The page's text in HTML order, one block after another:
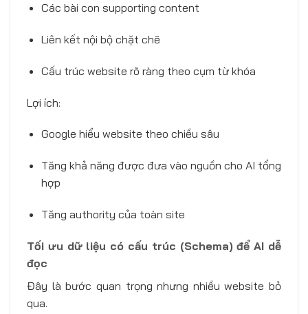
Các bài con supporting content
Liên kết nội bộ chặt chẽ
Cấu trúc website rõ ràng theo cụm từ khóa
Lợi ích:
Google hiểu website theo chiều sâu
Tăng khả năng được đưa vào nguồn cho AI tổng
hợp
Tăng authority của toàn site
Tối ưu dữ liệu có cấu trúc (Schema) để AI dễ
đọc
Đây là bước quan trọng nhưng nhiều website bỏ
qua.